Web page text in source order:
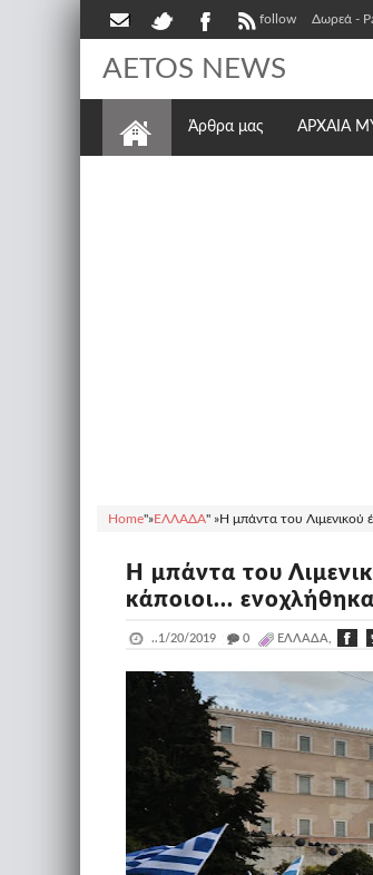
follow Δωρεά -
AETOS NEWS
Άρθρα μας ΑΡΧΑΙΑ
Home"»ΕΛΛΑΔΑ" »Η μπάντα του Λιμενικού
Η μπάντα του
κάποιοι...
..1/20/2019 _ 0 ΕΛΛΑΔΑ,